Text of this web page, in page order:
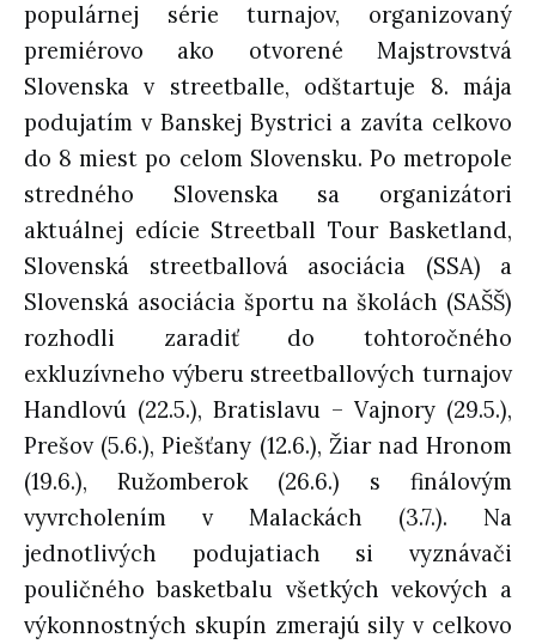
populárnej série turnajov, organizovaný
premiérovo ako otvorené Majstrovstvá
Slovenska v streetballe, odštartuje 8. mája
podujatím v Banskej Bystrici a zavíta celkovo
do 8 miest po celom Slovensku. Po metropole
stredného Slovenska sa organizátori
aktuálnej edície Streetball Tour Basketland,
Slovenská streetballová asociácia (SSA) a
Slovenská asociácia športu na školách (SAŠŠ)
rozhodli zaradiť do tohtoročného
exkluzívneho výberu streetballových turnajov
Handlovú (22.5.), Bratislavu – Vajnory (29.5.),
Prešov (5.6.), Piešťany (12.6.), Žiar nad Hronom
(19.6.), Ružomberok (26.6.) s finálovým
vyvrcholením v Malackách (3.7.). Na
jednotlivých podujatiach si vyznávači
pouličného basketbalu všetkých vekových a
výkonnostných skupín zmerajú sily v celkovo